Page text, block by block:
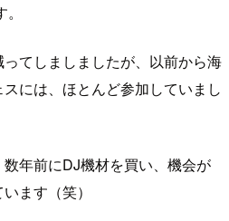
てしましましたが、以前から海
には、ほとんど参加していまし
年前にDJ機材を買い、機会が
ます（笑）